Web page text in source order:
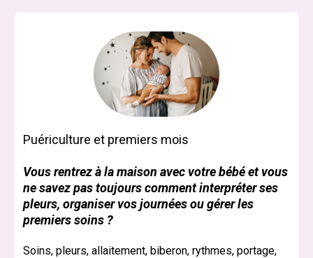
Puériculture et premiers mois
Vous rentrez à la maison avec votre bébé et vous
ne savez pas toujours comment interpréter ses
pleurs, organiser vos journées ou gérer les
premiers soins ?
Soins, pleurs, allaitement, biberon, rythmes, portage,